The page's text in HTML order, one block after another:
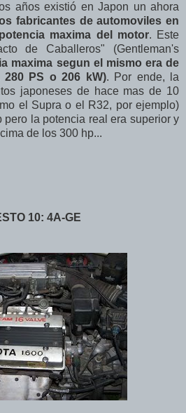
años existió en Japon un ahora
fabricantes de automoviles en
maxima del motor. Este
de Caballeros" (Gentleman's
maxima segun el mismo era de
PS o 206 kW). Por ende, la
japoneses de hace mas de 10
el Supra o el R32, por ejemplo)
pero la potencia real era superior y
de los 300 hp...
10: 4A-GE